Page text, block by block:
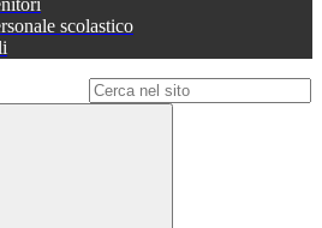
scolastico